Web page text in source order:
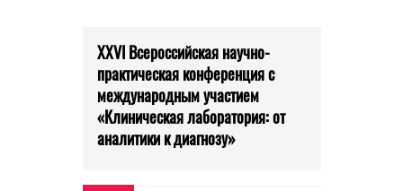
XXVI Всероссийская научно-
практическая конференция с
международным участием
«Клиническая лаборатория: от
аналитики к диагнозу»